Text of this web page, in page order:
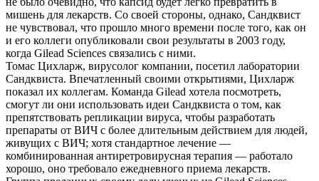
мишень для лекарств. Со своей стороны, однако, Сандквист
не чувствовал, что прошло много времени после того, как он
и его коллеги опубликовали свои результаты в 2003 году,
когда Gilead Sciences связались с ними.
Томас Цихларж, вирусолог компании, посетил лаборатории
Сандквиста. Впечатленный своими открытиями, Цихларж
показал их коллегам. Команда Gilead хотела посмотреть,
смогут ли они использовать идеи Сандквиста о том, как
препятствовать репликации вируса, чтобы разработать
препараты от ВИЧ с более длительным действием для людей,
живущих с ВИЧ; хотя стандартное лечение —
комбинированная антиретровирусная терапия — работало
хорошо, оно требовало ежедневного приема лекарств.